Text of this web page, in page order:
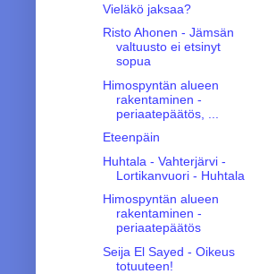
Vieläkö jaksaa?
Risto Ahonen - Jämsän
valtuusto ei etsinyt
sopua
Himospyntän alueen
rakentaminen -
periaatepäätös, ...
Eteenpäin
Huhtala - Vahterjärvi -
Lortikanvuori - Huhtala
Himospyntän alueen
rakentaminen -
periaatepäätös
Seija El Sayed - Oikeus
totuuteen!